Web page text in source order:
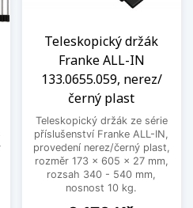
Teleskopický držák
Franke ALL-IN
133.0655.059, nerez/
černý plast
Teleskopický držák ze série
příslušenství Franke ALL-IN,
provedení nerez/černý plast,
rozměr 173 × 605 × 27 mm,
rozsah 340 - 540 mm,
nosnost 10 kg.